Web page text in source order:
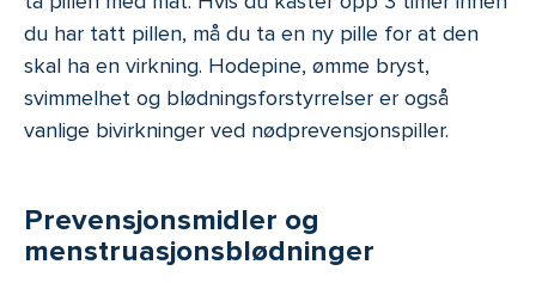
du har tatt pillen, må du ta en ny pille for at den
skal ha en virkning. Hodepine, ømme bryst,
svimmelhet og blødningsforstyrrelser er også
vanlige bivirkninger ved nødprevensjonspiller.
Prevensjonsmidler og
menstruasjonsblødninger